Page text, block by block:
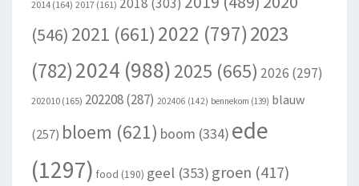
2014 (164) 2017 (161)
(546) 2021 (661) 2022 (797)2023
(782)2024 (988) 2025 (665) 2026 (297)
202010 (165) 202208(287) 202406 (142) bennekom (139) blauw
(257) bloem (621) boom (334) ede
(1297) food (190) geel (353) groen (417)